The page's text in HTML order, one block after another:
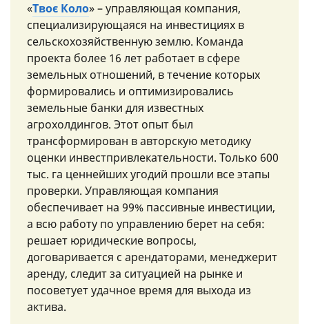
«Твоє Коло» – управляющая компания,
специализирующаяся на инвестициях в
сельскохозяйственную землю. Команда
проекта более 16 лет работает в сфере
земельных отношений, в течение которых
формировались и оптимизировались
земельные банки для известных
агрохолдингов. Этот опыт был
трансформирован в авторскую методику
оценки инвестпривлекательности. Только 600
тыс. га ценнейших угодий прошли все этапы
проверки. Управляющая компания
обеспечивает на 99% пассивные инвестиции,
а всю работу по управлению берет на себя:
решает юридические вопросы,
договаривается с арендаторами, менеджерит
аренду, следит за ситуацией на рынке и
посоветует удачное время для выхода из
актива.